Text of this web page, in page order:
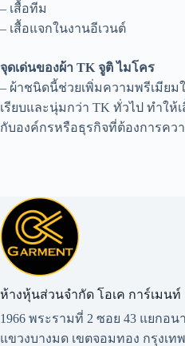
– เสื้อทีม
– เสื้อแจกในงานอีเวนต์
จุดเด่นของผ้า TK จูติ ไมโคร
– ผ้าชนิดนี้ช่วยเพิ่มความพรีเมียม
เรียบและนุ่มกว่า TK ทั่วไป ทำใ
กับองค์กรหรือธุรกิจที่ต้องการคว
ห้างหุ้นส่วนจำกัด โอเค การ์เมนท์​
1966 พระรามที่ 2 ซอย 43 แยกอ
แขวงบางมด เขตจอมทอง กรุงเทพ